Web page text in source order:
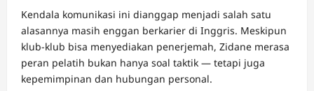
Kendala komunikasi ini dianggap menjadi salah satu
alasannya masih enggan berkarier di Inggris. Meskipun
klub-klub bisa menyediakan penerjemah, Zidane merasa
peran pelatih bukan hanya soal taktik — tetapi juga
kepemimpinan dan hubungan personal.